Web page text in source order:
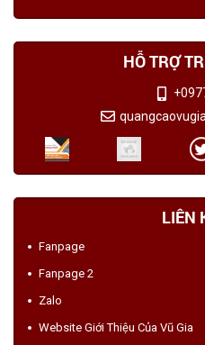
HỖ TRỢ
LIÊN
Fanpage
Fanpage 2
Zalo
Website Giới Thiệu Của Vũ Gia